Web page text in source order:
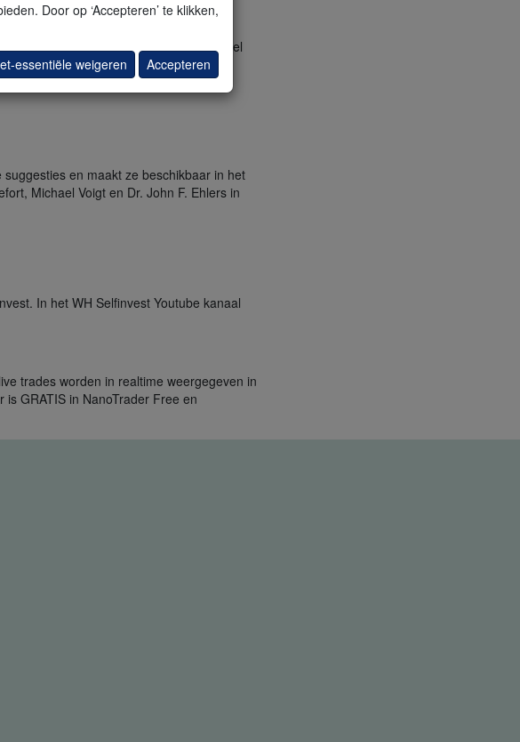
gebruiken, huren of kopen. Momenteel
diensten. Uw aankopen zijn na
te handelen.
en maakt ze beschikbaar in het
Michael Voigt en Dr. John F. Ehlers in
In het WH Selfinvest Youtube kanaal
trades worden in realtime weergegeven in
GRATIS in NanoTrader Free en
Door op ‘Accepteren’ te klikken,
essentiële weigeren Accepteren